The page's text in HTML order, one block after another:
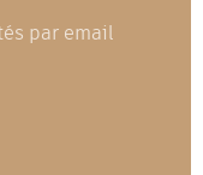
par email